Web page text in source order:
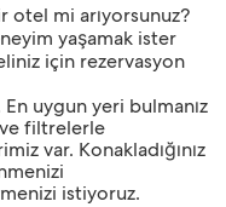
otel mi arıyorsunuz?
yaşamak ister
için rezervasyon
uygun yeri bulmanız
ve filtrelerle
var. Konakladığınız
istiyoruz.